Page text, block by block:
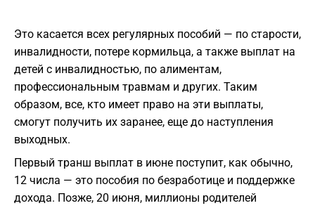
Это касается всех регулярных пособий — по старости,
инвалидности, потере кормильца, а также выплат на
детей с инвалидностью, по алиментам,
профессиональным травмам и других. Таким
образом, все, кто имеет право на эти выплаты,
смогут получить их заранее, еще до наступления
выходных.
Первый транш выплат в июне поступит, как обычно,
12 числа — это пособия по безработице и поддержке
дохода. Позже, 20 июня, миллионы родителей